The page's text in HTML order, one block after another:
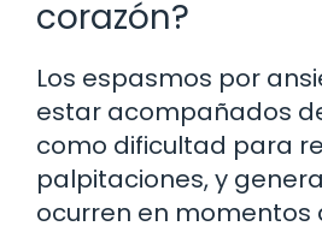
corazón?
Los espasmos por
estar acompañados
como dificultad para
palpitaciones, y
ocurren en momentos